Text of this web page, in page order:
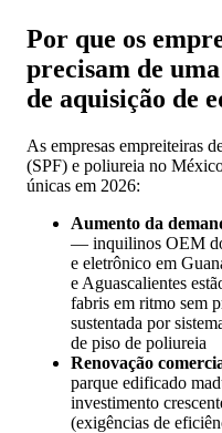
Por que os
precisam de
de aquisição de
As empresas empreiteiras
(SPF) e poliureia no
únicas em 2026:
Aumento da
— inquilinos OEM
e eletrônico em
e Aguascalientes
fabris em ritmo sem
sustentada por
de piso de poliureia
Renovação
parque edificado
investimento
(exigências de